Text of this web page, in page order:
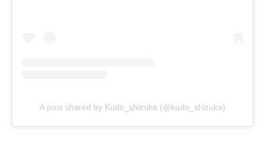
A post shared by Kudo_shizuka (@kudo_shizuka)